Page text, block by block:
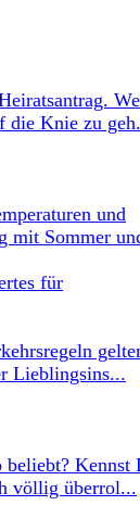
die Knie zu
und
mit Sommer
Lieblingsins...
beliebt? Kennst
völlig überrol...